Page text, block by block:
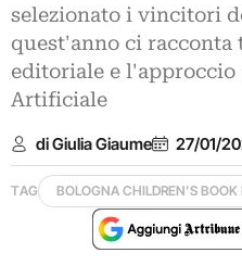
selezionato i vincitori
quest'anno ci racconta
editoriale e
Artificiale
di Giulia Giaume 27/01/
TAG BOLOGNA CHILDREN’S BOOK